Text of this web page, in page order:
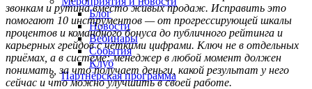
Блог
Новости
Вебинары
События
Клуб
Партнёрская программа
звонкам и рутина вместо живых продаж. Исправить это
помогают 10 инструментов — от прогрессирующей шкалы
процентов и командного бонуса до публичного рейтинга и
карьерных грейдов с чёткими цифрами. Ключ не в отдельных
приёмах, а в системе: менеджер в любой момент должен
понимать, за что получает деньги, какой результат у него
сейчас и что можно улучшить в своей работе.